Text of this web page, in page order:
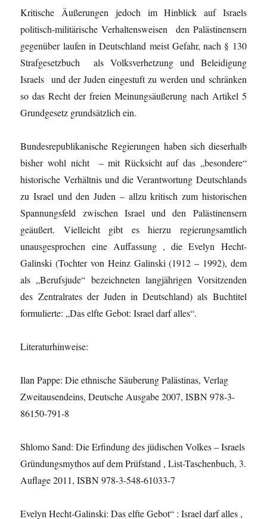
Kritische Äußerungen jedoch im Hinblick auf Israels
politisch-militärische Verhaltensweisen den Palästinensern
gegenüber laufen in Deutschland meist Gefahr, nach § 130
Strafgesetzbuch als Volksverhetzung und Beleidigung
Israels und der Juden eingestuft zu werden und schränken
so das Recht der freien Meinungsäußerung nach Artikel 5
Grundgesetz grundsätzlich ein.
Bundesrepublikanische Regierungen haben sich dieserhalb
bisher wohl nicht – mit Rücksicht auf das „besondere“
historische Verhältnis und die Verantwortung Deutschlands
zu Israel und den Juden – allzu kritisch zum historischen
Spannungsfeld zwischen Israel und den Palästinensern
geäußert. Vielleicht gibt es hierzu regierungsamtlich
unausgesprochen eine Auffassung , die Evelyn Hecht-
Galinski (Tochter von Heinz Galinski (1912 – 1992), dem
als „Berufsjude“ bezeichneten langjährigen Vorsitzenden
des Zentralrates der Juden in Deutschland) als Buchtitel
formulierte: „Das elfte Gebot: Israel darf alles“.
Literaturhinweise:
Ilan Pappe: Die ethnische Säuberung Palästinas, Verlag
Zweitausendeins, Deutsche Ausgabe 2007, ISBN 978-3-
86150-791-8
Shlomo Sand: Die Erfindung des jüdischen Volkes – Israels
Gründungsmythos auf dem Prüfstand , List-Taschenbuch, 3.
Auflage 2011, ISBN 978-3-548-61033-7
Evelyn Hecht-Galinski: Das elfte Gebot“ : Israel darf alles ,